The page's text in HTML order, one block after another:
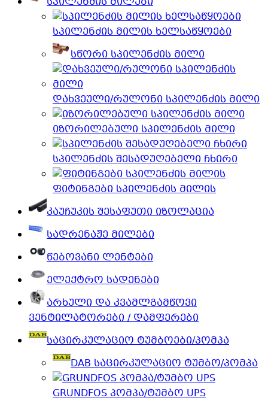
სპილენძის მილის ხელსაწყოები
სწორი სპილენძის მილი
დახვეული/რულონი სპილენძის მილი
იზორილებული სპილენძის მილი
სპილენძის შესადუღებელი ჩხირი
ფიტინგები სპილენძის მილის
კაუჩუკის შესაფუთი იზოლაცია
სადრენაჟე მილები
წებოვანი ლენტები
ელექტრო სადენები
არხული და კვამლგამწოვი
ვენტილატორები / დამფერები
საცირკულაციო ტუმბოები/პომპა
DAB საცირკულაციო ტუმბო/პომპა
GRUNDFOS პომპა/ტუმბო UPS